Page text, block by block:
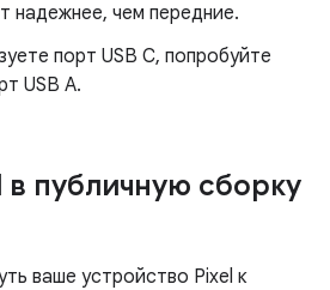
надежнее, чем передние.
порт USB C, попробуйте
USB A.
в публичную сборку
ваше устройство Pixel к